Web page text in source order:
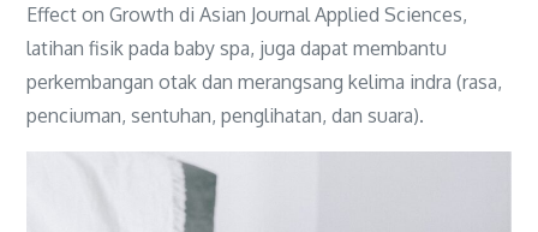
Effect on Growth di Asian Journal Applied Sciences,
latihan fisik pada baby spa, juga dapat membantu
perkembangan otak dan merangsang kelima indra (rasa,
penciuman, sentuhan, penglihatan, dan suara).